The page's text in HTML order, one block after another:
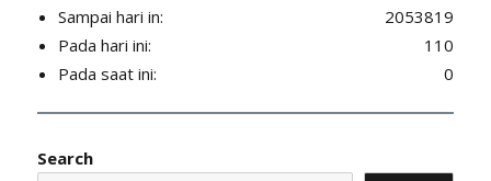
2053819
Sampai hari in:
110
Pada hari ini:
0
Pada saat ini:
Search